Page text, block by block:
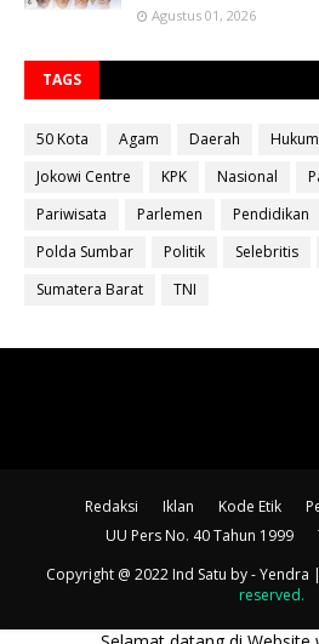
Agustus 01, 2026
TAGS
50 Kota Agam Daerah
Jokowi Centre
KPK Nasional
Pariwisata
Parlemen Pendidikan
Polda Sumbar
Politik Selebritis
Sumatera Barat
TNI
Redaksi Iklan Kode Etik
UU Pers No. 40 Tahun 1999
Copyright @ 2022 Ind Satu by - Yendra |
reserved.